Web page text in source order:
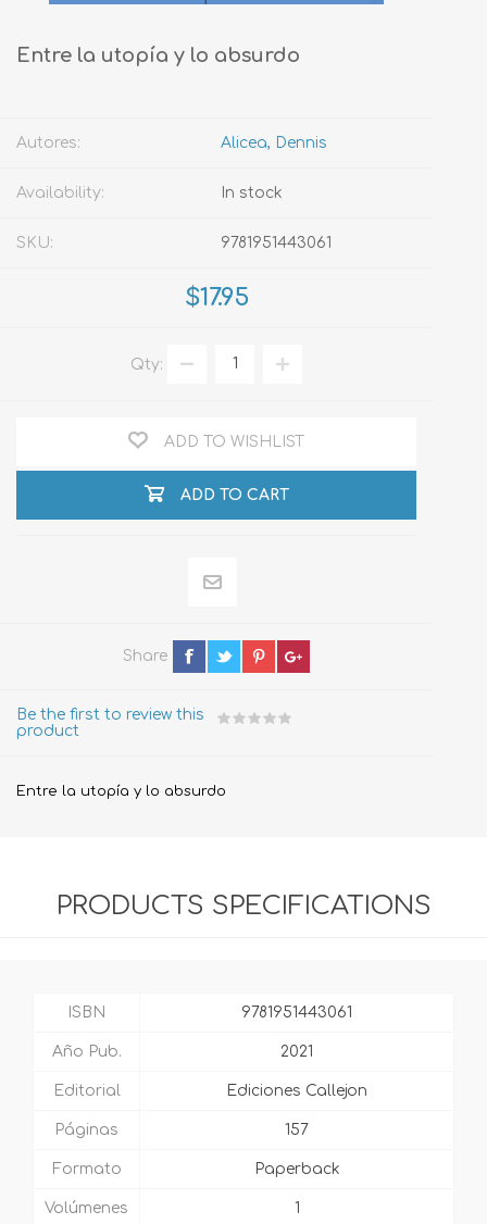
Entre la utopía y lo absurdo
Autores: Alicea, Dennis
Availability: In stock
SKU: 9781951443061
$17.95
Qty:
ADD TO WISHLIST
ADD TO CART
Share
Be the first to review this
product
Entre la utopía y lo absurdo
PRODUCTS SPECIFICATIONS
ISBN 9781951443061
Año Pub. 2021
Editorial Ediciones Callejon
Páginas 157
Formato Paperback
Volúmenes 1